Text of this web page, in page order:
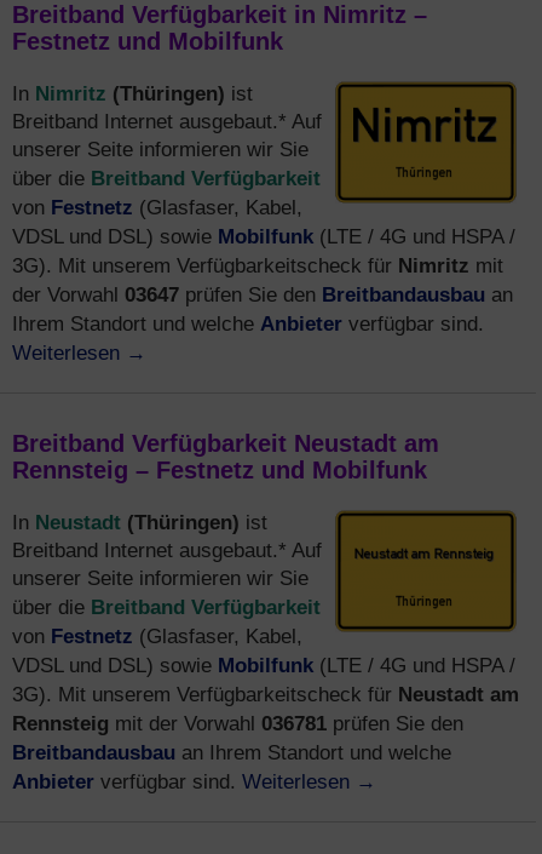
Breitband Verfügbarkeit in Nimritz –
Festnetz und Mobilfunk
In Nimritz (Thüringen) ist
Breitband Internet ausgebaut.* Auf
unserer Seite informieren wir Sie
über die Breitband Verfügbarkeit
von Festnetz (Glasfaser, Kabel,
VDSL und DSL) sowie Mobilfunk (LTE / 4G und HSPA /
3G). Mit unserem Verfügbarkeitscheck für Nimritz mit
der Vorwahl 03647 prüfen Sie den Breitbandausbau an
Ihrem Standort und welche Anbieter verfügbar sind.
Weiterlesen →
Breitband Verfügbarkeit Neustadt am
Rennsteig – Festnetz und Mobilfunk
In Neustadt (Thüringen) ist
Breitband Internet ausgebaut.* Auf
unserer Seite informieren wir Sie
über die Breitband Verfügbarkeit
von Festnetz (Glasfaser, Kabel,
VDSL und DSL) sowie Mobilfunk (LTE / 4G und HSPA /
3G). Mit unserem Verfügbarkeitscheck für Neustadt am
Rennsteig mit der Vorwahl 036781 prüfen Sie den
Breitbandausbau an Ihrem Standort und welche
Anbieter verfügbar sind. Weiterlesen →